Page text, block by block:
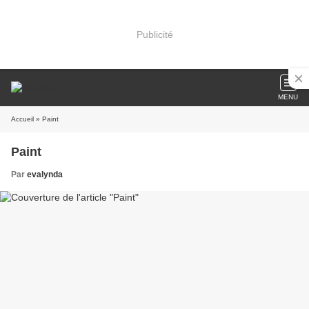
Publicité
MENU
Accueil » Paint
Paint
Par evalynda